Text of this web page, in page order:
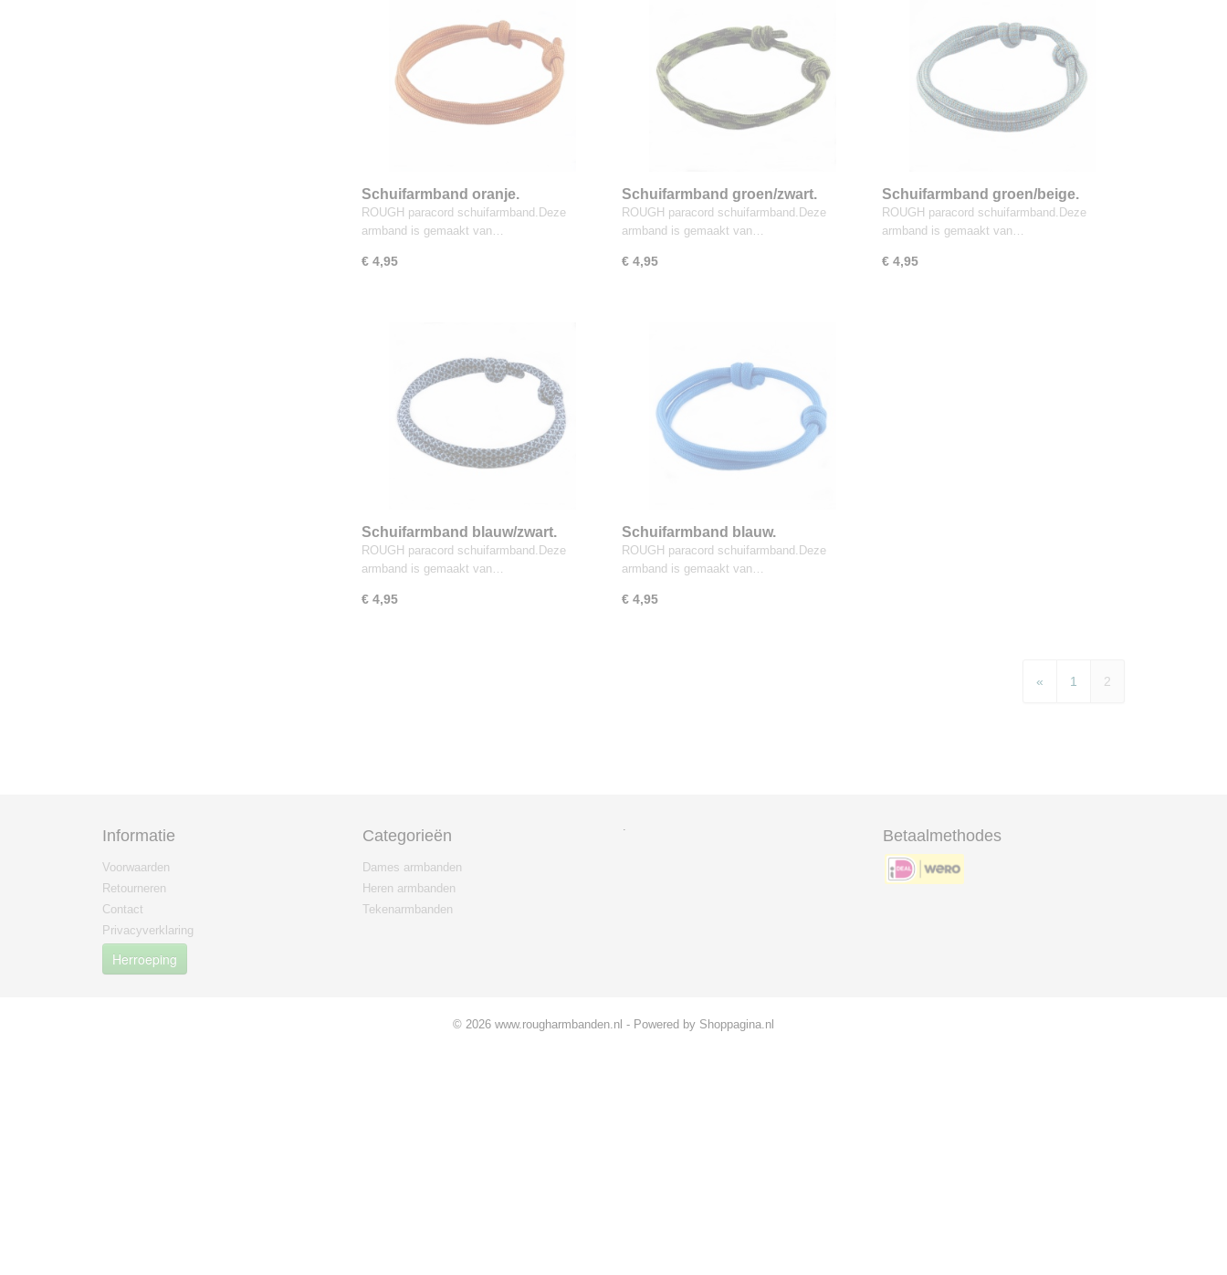
Schuifarmband oranje.
ROUGH paracord schuifarmband.Deze
armband is gemaakt van…
€ 4,95
Schuifarmband groen/zwart.
ROUGH paracord schuifarmband.Deze
armband is gemaakt van…
€ 4,95
Schuifarmband groen/beige.
ROUGH paracord schuifarmband.Deze
armband is gemaakt van…
€ 4,95
Schuifarmband blauw/zwart.
ROUGH paracord schuifarmband.Deze
armband is gemaakt van…
€ 4,95
Schuifarmband blauw.
ROUGH paracord schuifarmband.Deze
armband is gemaakt van…
€ 4,95
« 1 2
Informatie
Voorwaarden
Retourneren
Contact
Privacyverklaring
Herroeping
Categorieën
Dames armbanden
Heren armbanden
Tekenarmbanden
.
Betaalmethodes
© 2026 www.rougharmbanden.nl - Powered by Shoppagina.nl